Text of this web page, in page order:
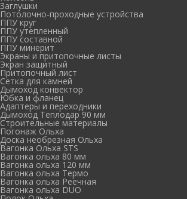
Заглушки
Потолочно-проходные устройства
ППУ круг
ППУ утепленный
ППУ составной
ППУ минерит
Экраны и притопочные листы
Экран защитный
Притопочный лист
Сетка для камней
Дымоход конвектор
Юбка и фланец
Адаптеры и переходники
Дымоход Теплодар 90 мм
Cтроительные материалы
Погонаж Ольха
Доска необрезная Ольха
Вагонка Ольха STS
Вагонка ольха 80 мм
Вагонка ольха 120 мм
Вагонка ольха Термо
Вагонка ольха Реечная
Вагонка ольха DUO